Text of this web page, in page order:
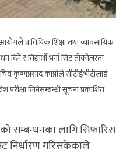
प्राविधिक शिक्षा तथा व्यावसायिक
र विद्यार्थी भर्ना सिट तोक्नेजस्ता
कृष्णप्रसाद काप्रीले सीटीईभीटीलाई
परीक्षा लिनेसम्बन्धी सूचना प्रकाशित
सम्बन्धनका लागि सिफारिस
निर्धारण गरिसकेकाले